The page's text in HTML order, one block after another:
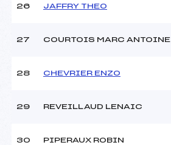
26 JAFFRY THEO
27 COURTOIS MARC ANTOINE
28 CHEVRIER ENZO
29 REVEILLAUD LENAIC
30 PIPERAUX ROBIN